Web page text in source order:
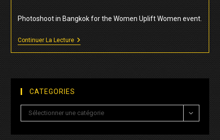
la
publication :
Photoshoot in Bangkok for the Women Uplift Women event.
Continuer La LectureWomen
PHOTOSHOOT
In
Bangkok
CATEGORIES
Categories
Sélectionner une catégorie